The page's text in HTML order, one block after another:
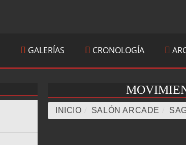
GALERÍAS CRONOLOGÍA
INICIO SALÓN ARCADE